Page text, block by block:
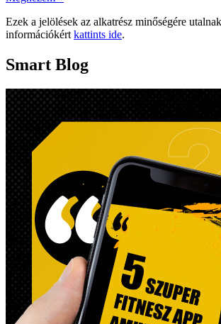
Ezek a jelölések az alkatrész minőségére
információkért kattints ide.
Smart Blog